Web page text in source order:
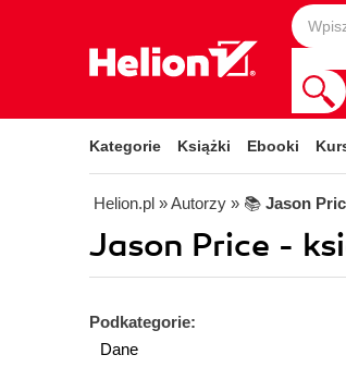
Kategorie Książki Ebooki
Helion.pl » Autorzy » 📚 Jason
Jason Price -
Podkategorie:
Dane